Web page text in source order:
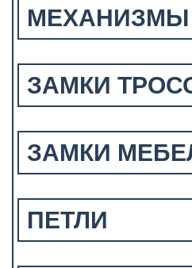
МЕХАНИЗМЫ
ЗАМКИ
ЗАМКИ
ПЕТЛИ